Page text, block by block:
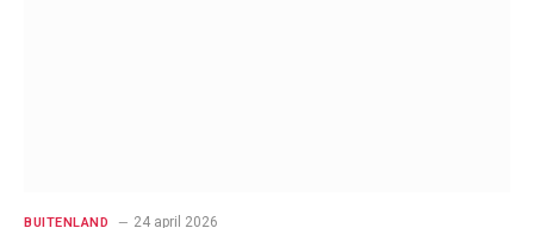
BUITENLAND 24 april 2026